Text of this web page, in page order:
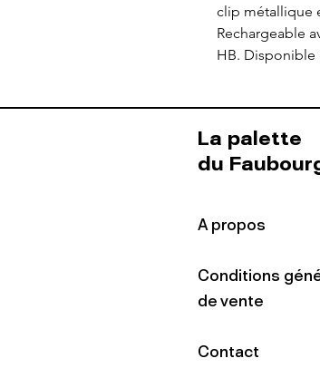
clip métallique
Rechargeable
HB. Disponible
La palette
du
A propos
Conditions
de vente
Contact